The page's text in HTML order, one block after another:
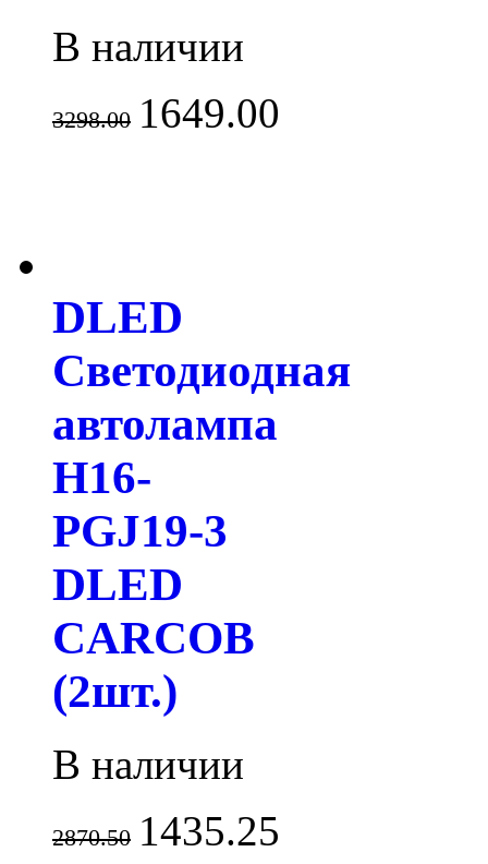
В наличии
3298.00 1649.00
DLED
Светодиодная
автолампа
H16-
PGJ19-3
DLED
CARCOB
(2шт.)
В наличии
2870.50 1435.25